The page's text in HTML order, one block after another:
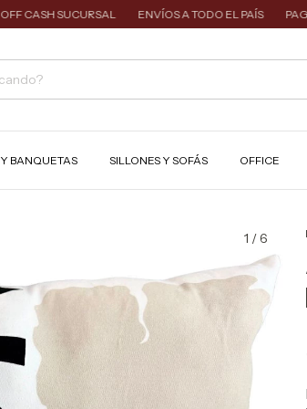
SUCURSAL ENVÍOS A TODO EL PAÍS PAGÁ EN
BANQUETAS SILLONES Y SOFÁS OFFICE
1 /6